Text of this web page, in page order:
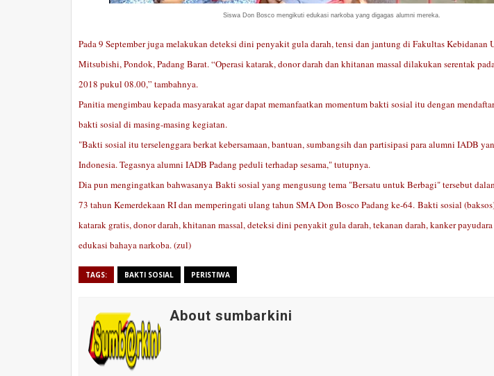
Siswa Don Bosco mengikuti edukasi narkoba yang digagas alumni mereka.
Pada 9 September juga melakukan deteksi dini penyakit gula darah, tensi dan jantung di Fakultas Kebidanan
Mitsubishi, Pondok, Padang Barat. “Operasi katarak, donor darah dan khitanan massal dilakukan serentak
2018 pukul 08.00,” tambahnya.
Panitia mengimbau kepada masyarakat agar dapat memanfaatkan momentum bakti sosial itu dengan
bakti sosial di masing-masing kegiatan.
"Bakti sosial itu terselenggara berkat kebersamaan, bantuan, sumbangsih dan partisipasi para alumni IADB
Indonesia. Tegasnya alumni IADB Padang peduli terhadap sesama," tutupnya.
Dia pun mengingatkan bahwasanya Bakti sosial yang mengusung tema "Bersatu untuk Berbagi" tersebut
73 tahun Kemerdekaan RI dan memperingati ulang tahun SMA Don Bosco Padang ke-64. Bakti sosial
katarak gratis, donor darah, khitanan massal, deteksi dini penyakit gula darah, tekanan darah, kanker
edukasi bahaya narkoba. (zul)
TAGS: BAKTI SOSIAL PERISTIWA
About sumbarkini